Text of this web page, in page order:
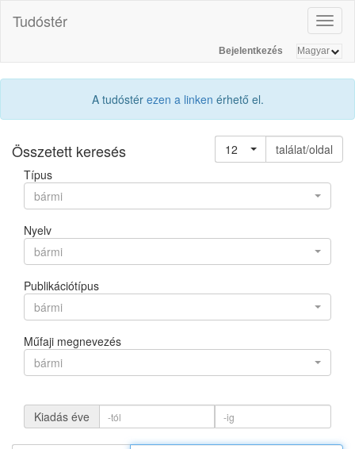
Tudóstér
Bejelentkezés
A tudóstér ezen a linken érhető el.
Összetett keresés 12
találat/oldal
Típus
bármi
Nyelv
bármi
Publikációtípus
bármi
Műfaji megnevezés
bármi
Kiadás éve